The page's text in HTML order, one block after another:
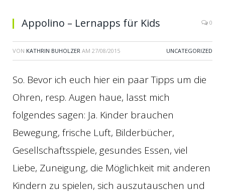
Appolino – Lernapps für Kids 0
VON KATHRIN BUHOLZER AM 27/08/2015 UNCATEGORIZED
So. Bevor ich euch hier ein paar Tipps um die
Ohren, resp. Augen haue, lasst mich
folgendes sagen: Ja. Kinder brauchen
Bewegung, frische Luft, Bilderbücher,
Gesellschaftsspiele, gesundes Essen, viel
Liebe, Zuneigung, die Möglichkeit mit anderen
Kindern zu spielen, sich auszutauschen und